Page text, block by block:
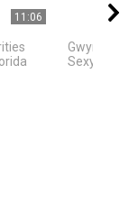
11:06
Gwyneth
Sexy Movie